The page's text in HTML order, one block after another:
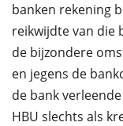
banken rekening
reikwijdte van die
de bijzondere
en jegens de
de bank
HBU slechts als